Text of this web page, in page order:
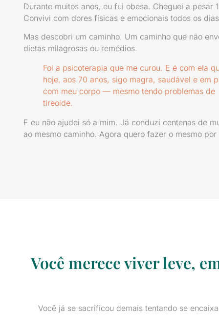
Durante muitos anos, eu fui obesa. Cheguei a pesar
Convivi com dores físicas e emocionais todos os
Mas descobri um caminho. Um caminho que não
dietas milagrosas ou remédios.
Foi a psicoterapia que me curou. E é com ela
hoje, aos 70 anos, sigo magra, saudável e em
com meu corpo — mesmo tendo problemas de
tireoide.
E eu não ajudei só a mim. Já conduzi centenas de
ao mesmo caminho. Agora quero fazer o mesmo por
Você merece viver leve,
Você já se sacrificou demais tentando se